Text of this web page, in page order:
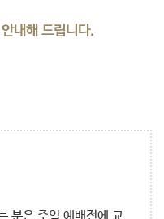
내해 드립니다.
분은 주일 예배전에 교